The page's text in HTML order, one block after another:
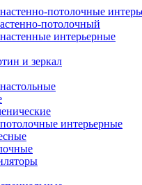
потолочные
потолочный
интерьерные
и зеркал
интерьерные